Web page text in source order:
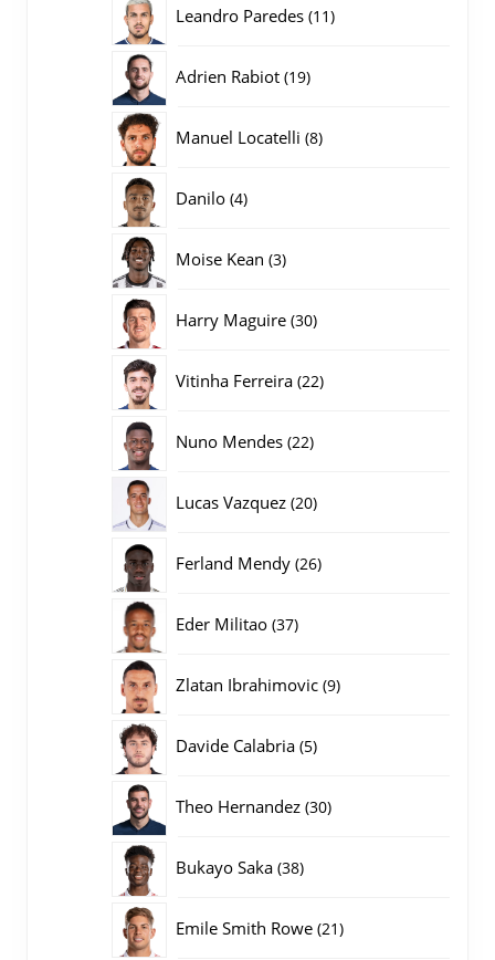
Leandro Paredes 1111
Adrien Rabiot 1919
Manuel Locatelli 88
Danilo 44
Moise Kean 33
Harry Maguire 3030
Vitinha Ferreira 2222
Nuno Mendes 2222
Lucas Vazquez 2020
Ferland Mendy 2626
Eder Militao 3737
Zlatan Ibrahimovic 99
Davide Calabria 55
Theo Hernandez 3030
Bukayo Saka 3838
Emile Smith Rowe 2121